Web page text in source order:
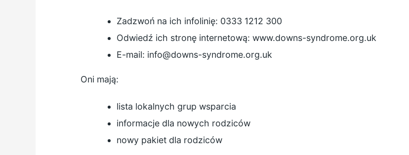
Zadzwoń na ich infolinię: 0333 1212 300
Odwiedź ich stronę internetową:www.downs-syndrome.org.uk
E-mail: info@downs-syndrome.org.uk
Oni mają:
lista lokalnych grup wsparcia
informacje dla nowych rodziców
nowy pakiet dla rodziców